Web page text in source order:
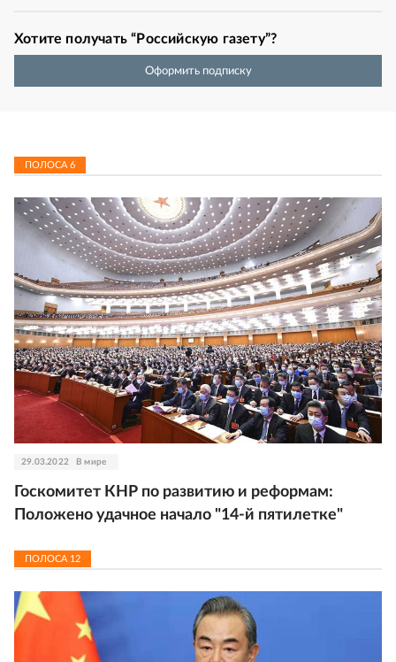
Хотите получать “Российскую газету”?
Оформить подписку
ПОЛОСА6
29.03.2022 В мире
Госкомитет КНР по развитию и реформам:
Положено удачное начало "14-й пятилетке"
ПОЛОСА 12